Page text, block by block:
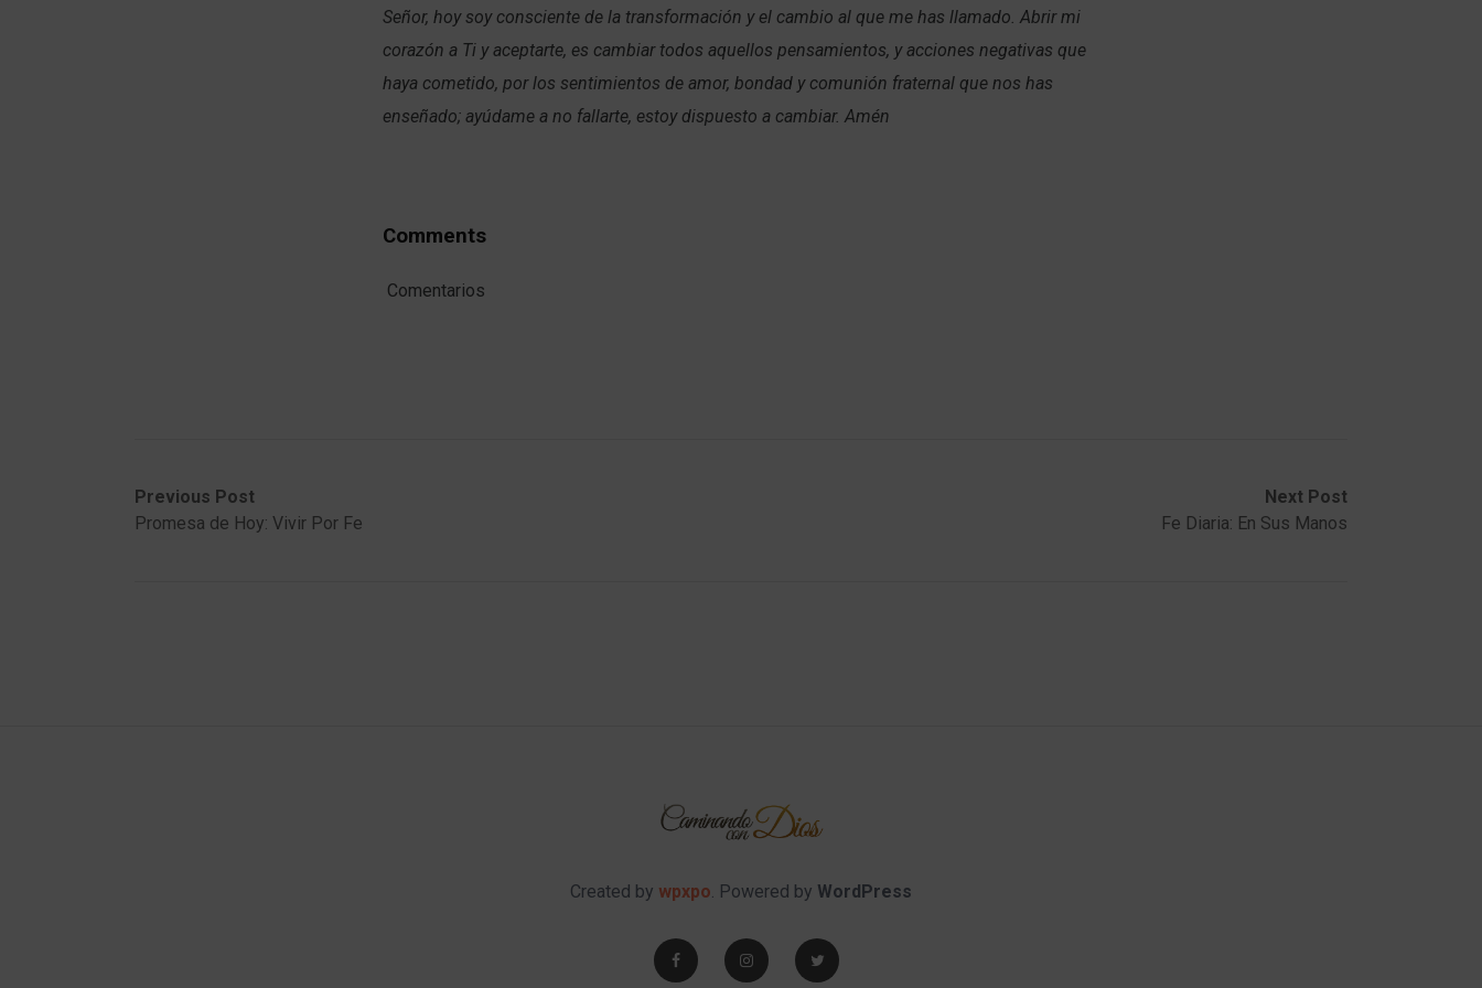
Señor, hoy soy consciente de la transformación y el cambio al que me has llamado. Abrir mi
corazón a Ti y aceptarte, es cambiar todos aquellos pensamientos, y acciones negativas que
haya cometido, por los sentimientos de amor, bondad y comunión fraternal que nos has
enseñado; ayúdame a no fallarte, estoy dispuesto a cambiar. Amén
Comments
Comentarios
Previous Post
Promesa de Hoy: Vivir Por Fe
Next Post
Fe Diaria: En Sus Manos
Created by wpxpo. Powered by WordPress